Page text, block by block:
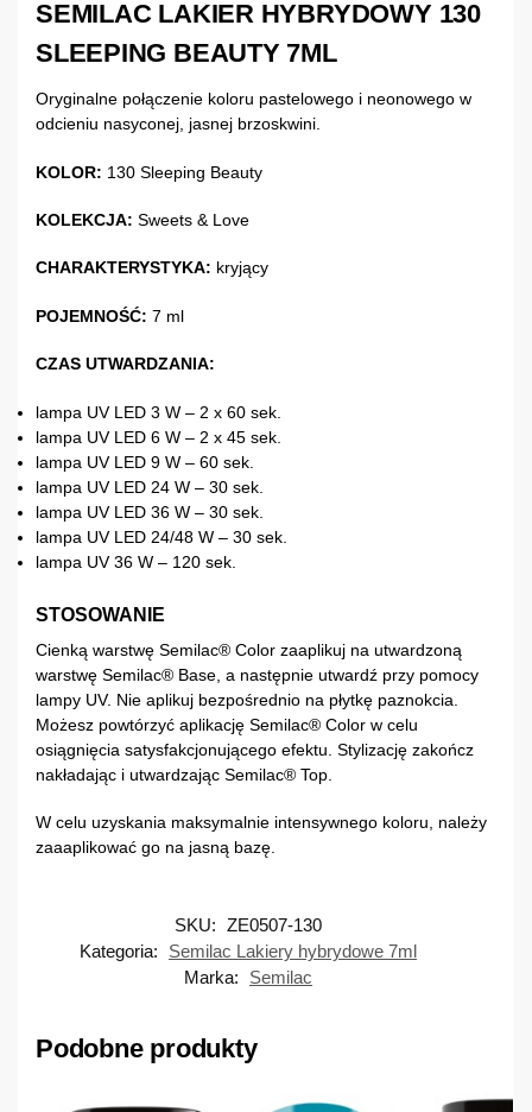
SEMILAC LAKIER HYBRYDOWY 130
SLEEPING BEAUTY 7ML
Oryginalne połączenie koloru pastelowego i neonowego w
odcieniu nasyconej, jasnej brzoskwini.
KOLOR: 130 Sleeping Beauty
KOLEKCJA: Sweets & Love
CHARAKTERYSTYKA: kryjący
POJEMNOŚĆ: 7 ml
CZAS UTWARDZANIA:
lampa UV LED 3 W – 2 x 60 sek.
lampa UV LED 6 W – 2 x 45 sek.
lampa UV LED 9 W – 60 sek.
lampa UV LED 24 W – 30 sek.
lampa UV LED 36 W – 30 sek.
lampa UV LED 24/48 W – 30 sek.
lampa UV 36 W – 120 sek.
STOSOWANIE
Cienką warstwę Semilac® Color zaaplikuj na utwardzoną
warstwę Semilac® Base, a następnie utwardź przy pomocy
lampy UV. Nie aplikuj bezpośrednio na płytkę paznokcia.
Możesz powtórzyć aplikację Semilac® Color w celu
osiągnięcia satysfakcjonującego efektu. Stylizację zakończ
nakładając i utwardzając Semilac® Top.
W celu uzyskania maksymalnie intensywnego koloru, należy
zaaaplikować go na jasną bazę.
SKU: ZE0507-130
Kategoria:
Semilac Lakiery hybrydowe 7ml
Marka:
Semilac
Podobne produkty